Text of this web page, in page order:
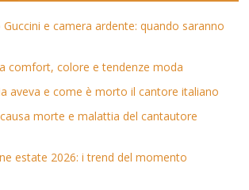
Guccini e camera ardente: quando saranno
comfort, colore e tendenze moda
aveva e come è morto il cantore italiano
morte e malattia del cantautore
estate 2026: i trend del momento